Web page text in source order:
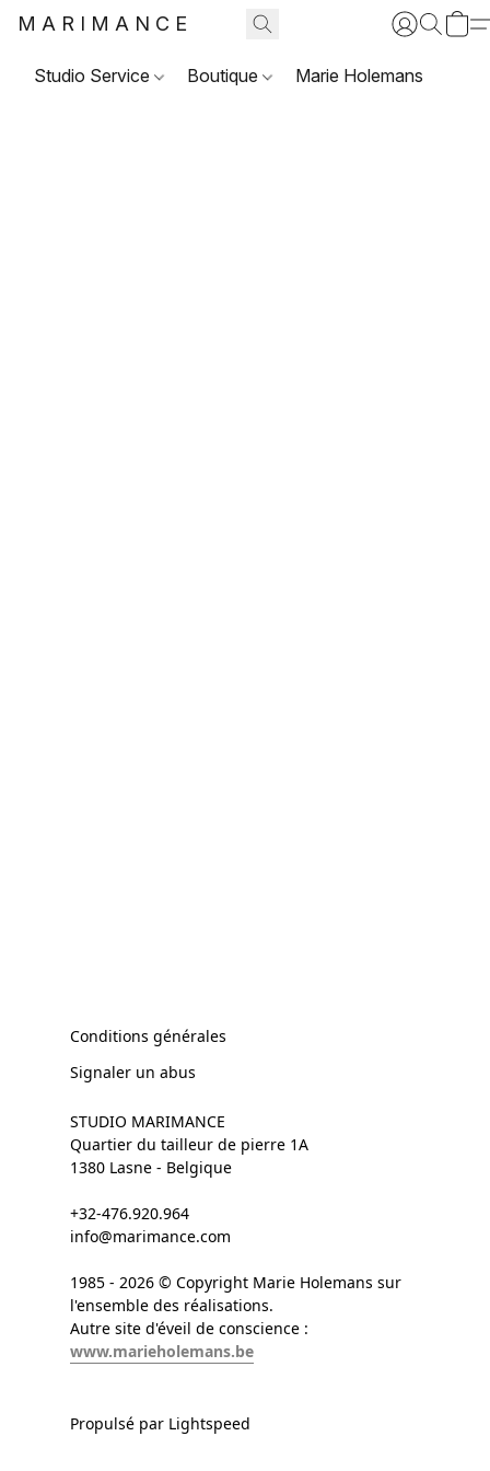
MARIMANCE
Studio Service Boutique Marie Holemans
Conditions générales
Signaler un abus
STUDIO MARIMANCE
Quartier du tailleur de pierre 1A
1380 Lasne - Belgique
+32-476.920.964
info@marimance.com
1985 - 2026 © Copyright Marie Holemans sur
l'ensemble des réalisations.
Autre site d'éveil de conscience :
www.marieholemans.be
Propulsé par Lightspeed